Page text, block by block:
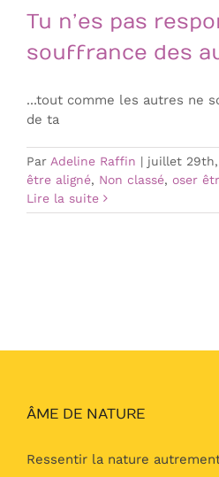
Tu n’es pas
souffrance des
...tout comme les autres ne
de ta
Par Adeline Raffin | juillet 29th,
être aligné, Non classé, oser
Lire la suite
ÂME DE NATURE
Ressentir la nature